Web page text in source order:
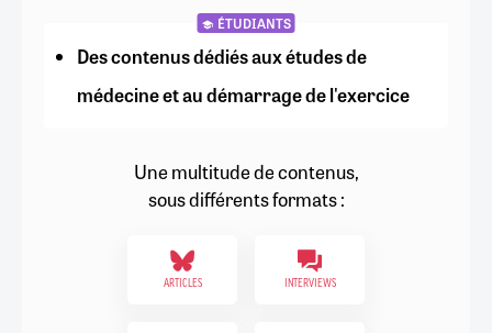
ÉTUDIANTS
Des contenus dédiés aux études de
médecine et au démarrage de l'exercice
Une multitude de contenus,
sous différents formats :
ARTICLES INTERVIEWS